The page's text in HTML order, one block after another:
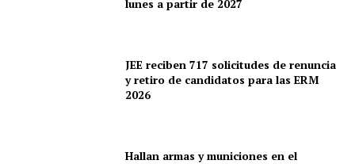
lunes a partir de 2027
JEE reciben 717 solicitudes de renuncia
y retiro de candidatos para las ERM
2026
Hallan armas y municiones en el